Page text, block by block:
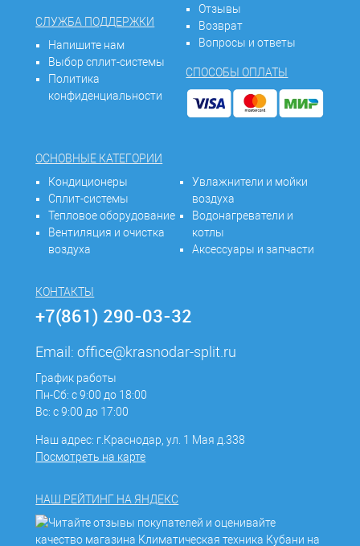
СЛУЖБА ПОДДЕРЖКИ
Напишите нам
Выбор сплит-системы
Политика
конфиденциальности
Отзывы
Возврат
Вопросы и ответы
СПОСОБЫ ОПЛАТЫ
ОСНОВНЫЕ КАТЕГОРИИ
Кондиционеры
Сплит-системы
Тепловое оборудование
Вентиляция и очистка
воздуха
Увлажнители и мойки
воздуха
Водонагреватели и
котлы
Аксессуары и запчасти
КОНТАКТЫ
+7(861) 290-03-32
Email:office@krasnodar-split.ru
График работы
Пн-Сб: с 9:00 до 18:00
Вс: с 9:00 до 17:00
Наш адрес: г.Краснодар, ул. 1 Мая д.338
Посмотреть на карте
НАШ РЕЙТИНГ НА ЯНДЕКС